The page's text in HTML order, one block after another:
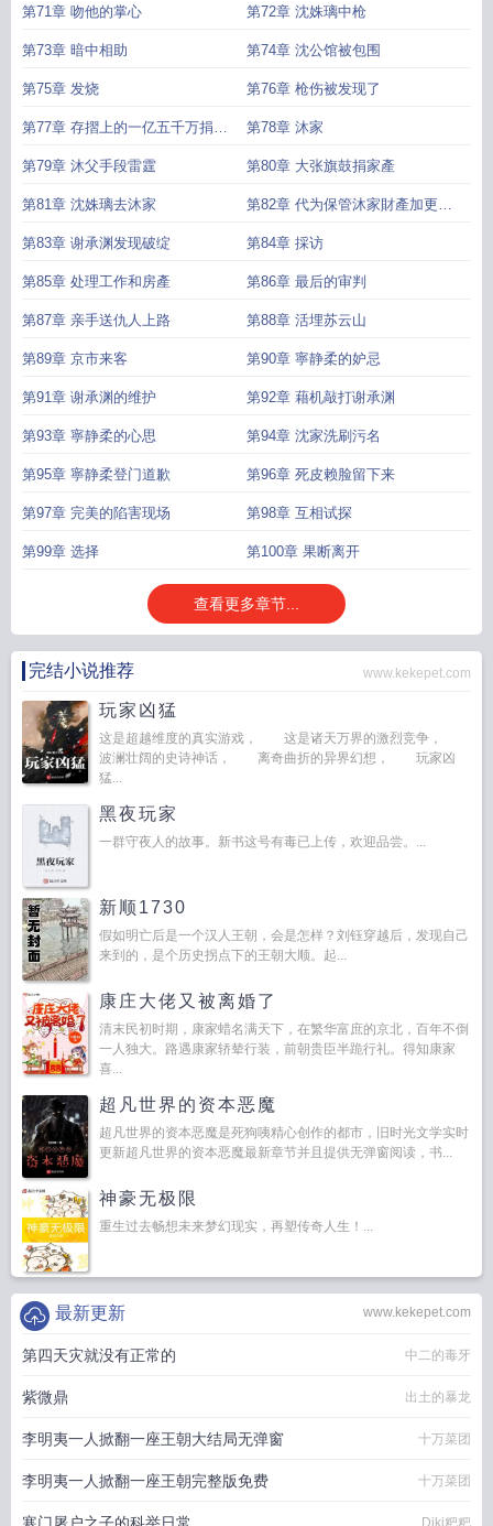
第71章 吻他的掌心 第72章 沈姝璃中枪
第73章 暗中相助 第74章 沈公馆被包围
第75章 发烧 第76章 枪伤被发现了
第77章 存摺上的一亿五千万捐给
国家
第78章 沐家
第79章 沐父手段雷霆 第80章 大张旗鼓捐家產
第81章 沈姝璃去沐家 第82章 代为保管沐家財產加更一
章
第83章 谢承渊发现破绽 第84章 採访
第85章 处理工作和房產 第86章 最后的审判
第87章 亲手送仇人上路 第88章 活埋苏云山
第89章 京市来客 第90章 寧静柔的妒忌
第91章 谢承渊的维护 第92章 藉机敲打谢承渊
第93章 寧静柔的心思 第94章 沈家洗刷污名
第95章 寧静柔登门道歉 第96章 死皮赖脸留下来
第97章 完美的陷害现场 第98章 互相试探
第99章 选择 第100章 果断离开
查看更多章节...
完结小说推荐 www.kekepet.com
玩家凶猛
这是超越维度的真实游戏， 这是诸天万界的激烈竞争，
波澜壮阔的史诗神话， 离奇曲折的异界幻想， 玩家凶
猛...
黑夜玩家
一群守夜人的故事。新书这号有毒已上传，欢迎品尝。...
新顺1730
假如明亡后是一个汉人王朝，会是怎样？刘钰穿越后，发现自己
来到的，是个历史拐点下的王朝大顺。起...
康庄大佬又被离婚了
清末民初时期，康家蜡名满天下，在繁华富庶的京北，百年不倒
一人独大。路遇康家轿辇行装，前朝贵臣半跪行礼。得知康家
喜...
超凡世界的资本恶魔
超凡世界的资本恶魔是死狗咦精心创作的都市，旧时光文学实时
更新超凡世界的资本恶魔最新章节并且提供无弹窗阅读，书...
神豪无极限
重生过去畅想未来梦幻现实，再塑传奇人生！...
www.kekepet.com
最新更新
第四天灾就没有正常的 中二的毒牙
紫微鼎 出土的暴龙
李明夷一人掀翻一座王朝大结局无弹窗 十万菜团
李明夷一人掀翻一座王朝完整版免费 十万菜团
Diki粑粑